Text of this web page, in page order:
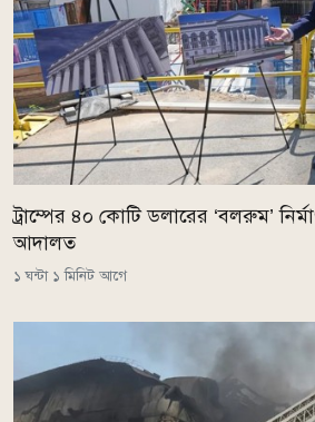
ট্রাম্পের ৪০ কোটি ডলারের ‘বলরুম’
আদালত
১ ঘন্টা ১ মিনিট আগে